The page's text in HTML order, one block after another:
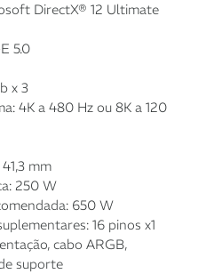
DirectX® 12 Ultimate
5.0
x 3
4K a 480 Hz ou 8K a 120
mm
250 W
650 W
16 pinos x1
cabo ARGB,
suporte